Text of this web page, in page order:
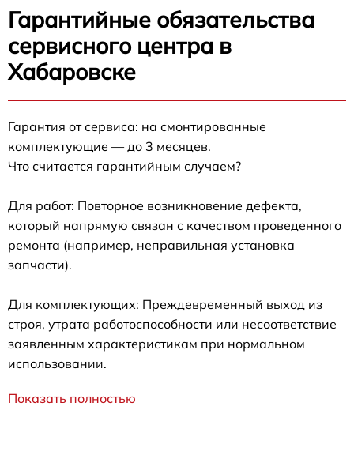
Гарантийные обязательства
сервисного центра в
Хабаровске
Гарантия от сервиса: на смонтированные
комплектующие — до 3 месяцев.
Что считается гарантийным случаем?
Для работ: Повторное возникновение дефекта,
который напрямую связан с качеством проведенного
ремонта (например, неправильная установка
запчасти).
Для комплектующих: Преждевременный выход из
строя, утрата работоспособности или несоответствие
заявленным характеристикам при нормальном
использовании.
Показать полностью